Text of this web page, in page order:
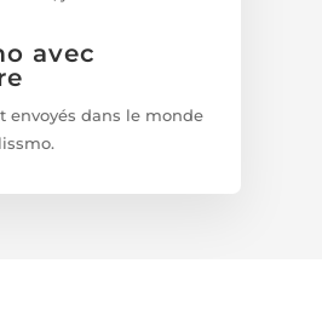
avec
envoyés dans le monde